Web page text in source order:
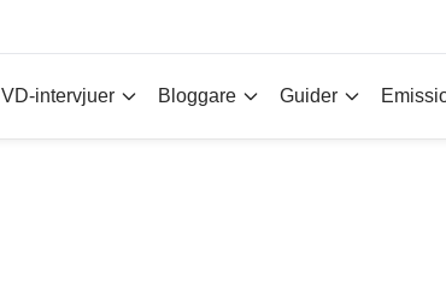
VD-intervjuer Bloggare Guider